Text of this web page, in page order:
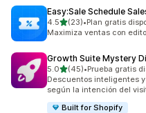
Easy:Sale Schedule
4.5de 5 estrellas
(23)
23 reseñas en total
•Plan gratis
Maximiza ventas con
Growth Suite Mystery
5.0de 5 estrellas
(45)
45 reseñas en total
•Prueba gratis
Descuentos inteligentes
según la intención del
Built for Shopify